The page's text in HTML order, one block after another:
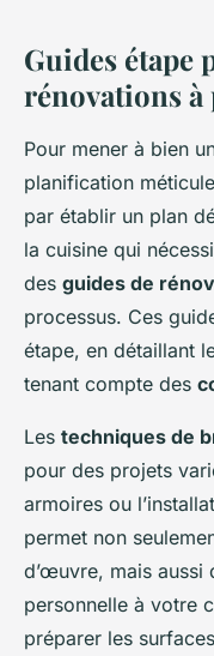
Guides étape
rénovations
Pour mener à bien
planification
par établir un plan
la cuisine qui
des guides de
processus. Ces
étape, en détaillant
tenant compte des
Les techniques de
pour des projets
armoires ou
permet non
d’œuvre, mais aussi
personnelle à votre
préparer les